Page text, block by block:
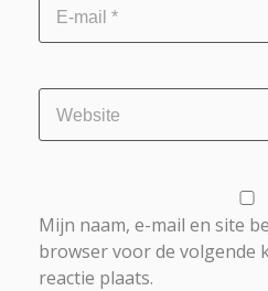
Mijn naam, e-mail en site
browser voor de volgende
reactie plaats.